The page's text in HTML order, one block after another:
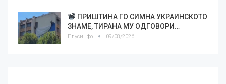
ПРИШТИНА ГО СИМНА УКРАИНСКОТО
ЗНАМЕ, ТИРАНА МУ ОДГОВОРИ…
Плусинфо 09/08/2026